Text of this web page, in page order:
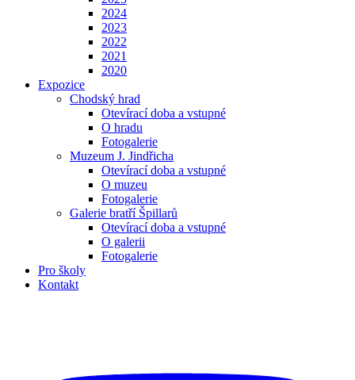
2024
2023
2022
2021
2020
Expozice
Chodský hrad
Otevírací doba a vstupné
O hradu
Fotogalerie
Muzeum J. Jindřicha
Otevírací doba a vstupné
O muzeu
Fotogalerie
Galerie bratří Špillarů
Otevírací doba a vstupné
O galerii
Fotogalerie
Pro školy
Kontakt